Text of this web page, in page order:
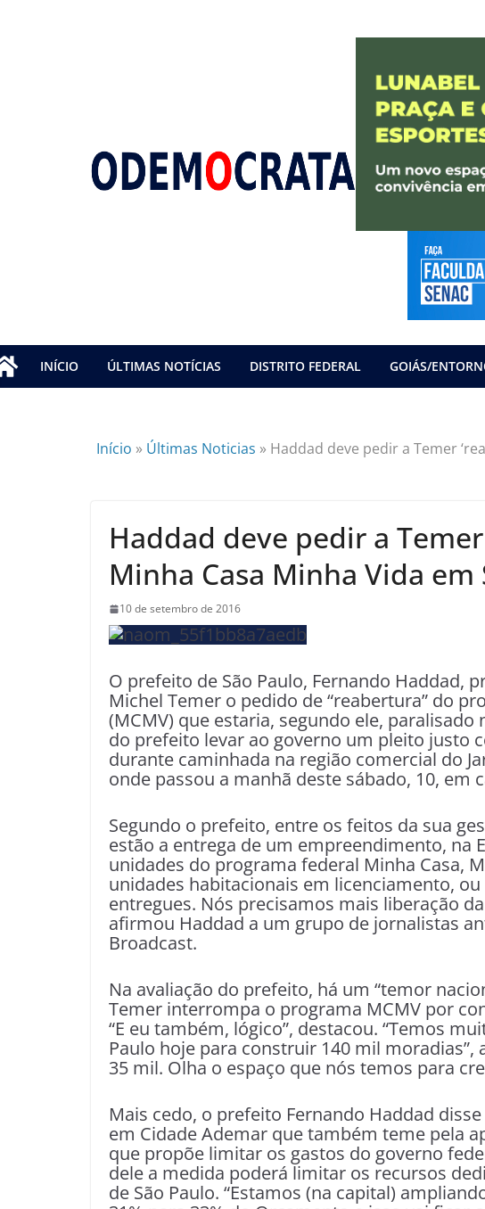
INÍCIO ÚLTIMAS NOTÍCIAS DISTRITO FEDERAL GOIÁS/
Início » Últimas Noticias » Haddad deve pedir a Temer
Haddad deve pedir a Temer
Minha Casa Minha Vida em
10 de setembro de 2016
O prefeito de São Paulo, Fernando Haddad,
Michel Temer o pedido de “reabertura” do
(MCMV) que estaria, segundo ele, paralisado
do prefeito levar ao governo um pleito justo
durante caminhada na região comercial do
onde passou a manhã deste sábado, 10, em
Segundo o prefeito, entre os feitos da sua
estão a entrega de um empreendimento, na
unidades do programa federal Minha Casa,
unidades habitacionais em licenciamento,
entregues. Nós precisamos mais liberação
afirmou Haddad a um grupo de jornalistas
Broadcast.
Na avaliação do prefeito, há um “temor
Temer interrompa o programa MCMV por
“E eu também, lógico”, destacou. “Temos
Paulo hoje para construir 140 mil
35 mil. Olha o espaço que nós temos para
Mais cedo, o prefeito Fernando Haddad
em Cidade Ademar que também teme pela
que propõe limitar os gastos do governo
dele a medida poderá limitar os recursos
de São Paulo. “Estamos (na capital)